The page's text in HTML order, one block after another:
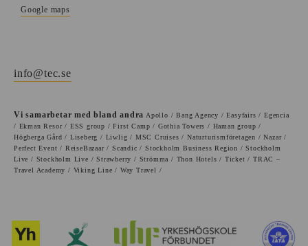
Google maps
info@tec.se
Vi samarbetar med bland andra Apollo / Bang Agency / Easyfairs / Egencia
/ Ekman Resor / ESS group / First Camp / Gothia Towers / Haman group /
Högberga Gård / Liseberg / Liwlig / MSC Cruises / Naturturismföretagen / Nazar /
Perfect Event / ReiseBazaar / Scandic / Stockholm Business Region / Stockholm
Live / Stockholm Live / Strawberry / Strömma / Thon Hotels / Ticket / TRAC –
Travel Academy / Viking Line / Way Travel /